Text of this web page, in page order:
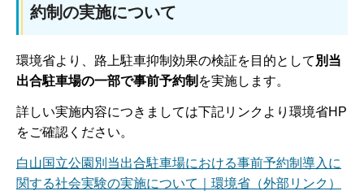
約制の実施について
環境省より、路上駐車抑制効果の検証を目的として 別当
出合駐車場の一部で事前予約制 を実施します。
詳しい実施内容につきましては下記リンクより環境省HP
をご確認ください。
白山国立公園別当出合駐車場における事前予約制導入に
関する社会実験の実施について｜環境省（外部リンク）